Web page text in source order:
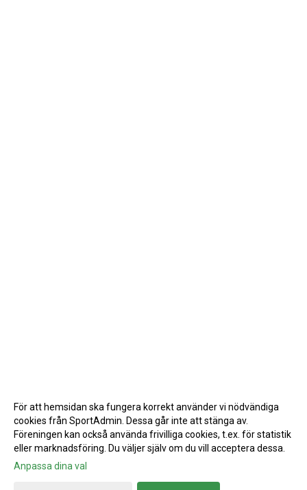
Gå till Webbversion
För att hemsidan ska fungera korrekt använder vi nödvändiga
cookies från SportAdmin. Dessa går inte att stänga av.
Föreningen kan också använda frivilliga cookies, t.ex. för statistik
eller marknadsföring. Du väljer själv om du vill acceptera dessa.
Anpassa dina val